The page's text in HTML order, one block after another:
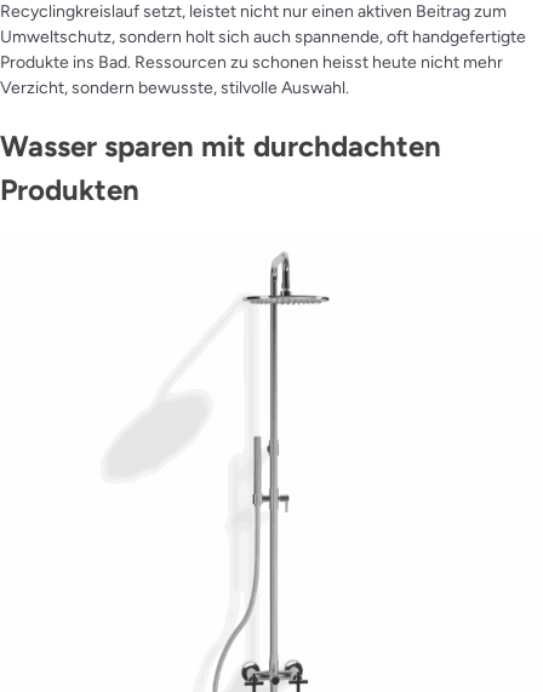
Recyclingkreislauf setzt, leistet nicht nur einen aktiven Beitrag zum
Umweltschutz, sondern holt sich auch spannende, oft handgefertigte
Produkte ins Bad. Ressourcen zu schonen heisst heute nicht mehr
Verzicht, sondern bewusste, stilvolle Auswahl.
Wasser sparen mit durchdachten
Produkten